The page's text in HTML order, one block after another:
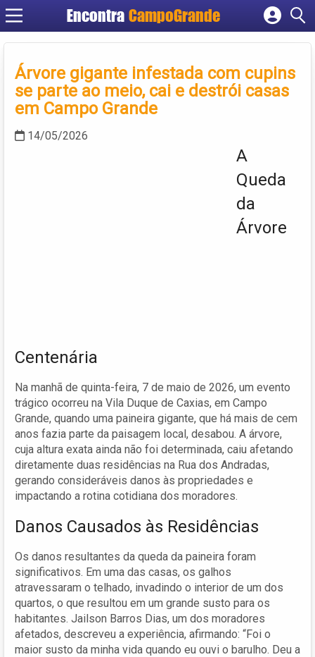
Encontra CampoGrande
Cadastrar empresa
Criar conta
Árvore gigante infestada com cupins
se parte ao meio, cai e destrói casas
em Campo Grande
14/05/2026
A
Queda
da
Árvore
Centenária
Na manhã de quinta-feira, 7 de maio de 2026, um evento
trágico ocorreu na Vila Duque de Caxias, em Campo
Grande, quando uma paineira gigante, que há mais de cem
anos fazia parte da paisagem local, desabou. A árvore,
cuja altura exata ainda não foi determinada, caiu afetando
diretamente duas residências na Rua dos Andradas,
gerando consideráveis danos às propriedades e
impactando a rotina cotidiana dos moradores.
Danos Causados às Residências
Os danos resultantes da queda da paineira foram
significativos. Em uma das casas, os galhos
atravessaram o telhado, invadindo o interior de um dos
quartos, o que resultou em um grande susto para os
habitantes. Jailson Barros Dias, um dos moradores
afetados, descreveu a experiência, afirmando: “Foi o
maior susto da minha vida quando eu ouvi o barulho. Deu a